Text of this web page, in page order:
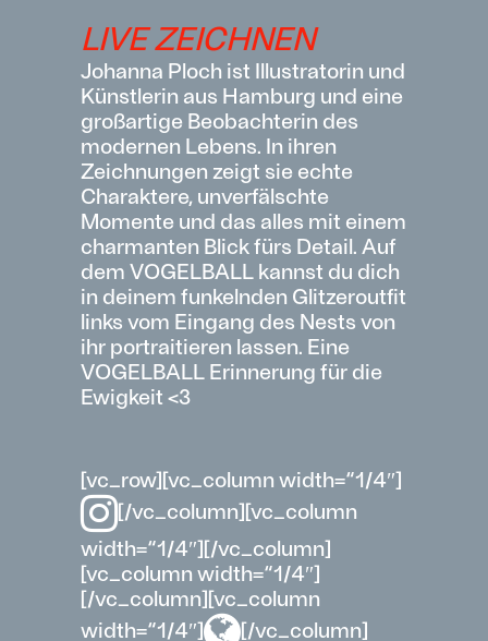
LIVE ZEICHNEN
Johanna Ploch ist Illustratorin und
Künstlerin aus Hamburg und eine
großartige Beobachterin des
modernen Lebens. In ihren
Zeichnungen zeigt sie echte
Charaktere, unverfälschte
Momente und das alles mit einem
charmanten Blick fürs Detail. Auf
dem VOGELBALL kannst du dich
in deinem funkelnden Glitzeroutfit
links vom Eingang des Nests von
ihr portraitieren lassen. Eine
VOGELBALL Erinnerung für die
Ewigkeit <3
[vc_row][vc_column width=“1/4″]
[/vc_column][vc_column
width=“1/4″][/vc_column]
[vc_column width=“1/4″]
[/vc_column][vc_column
width=“1/4″]
[/vc_column]